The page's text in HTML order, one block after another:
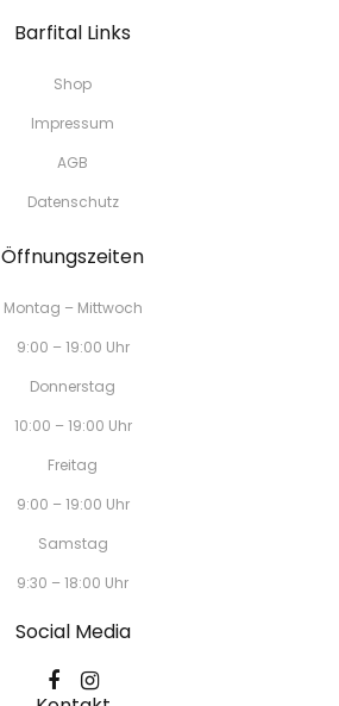
Barfital Links
Shop
Impressum
AGB
Datenschutz
Öffnungszeiten
Montag – Mittwoch
9:00 – 19:00 Uhr
Donnerstag
10:00 – 19:00 Uhr
Freitag
9:00 – 19:00 Uhr
Samstag
9:30 – 18:00 Uhr
Social Media